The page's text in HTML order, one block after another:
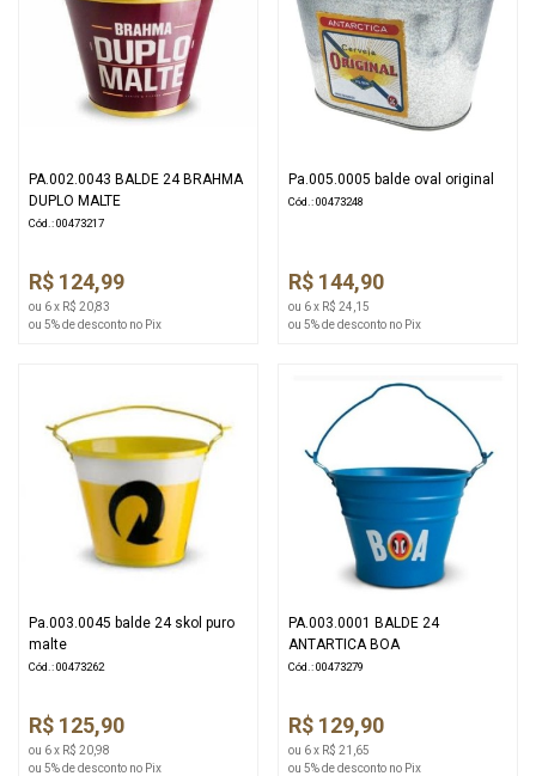
PA.002.0043 BALDE 24 BRAHMA
DUPLO MALTE
Cód.: 00473217
R$ 124,99
ou 6 x R$ 20,83
ou 5% de desconto no Pix
Pa.005.0005 balde oval original
Cód.: 00473248
R$ 144,90
ou 6 x R$ 24,15
ou 5% de desconto no Pix
Pa.003.0045 balde 24 skol puro
malte
Cód.: 00473262
R$ 125,90
ou 6 x R$ 20,98
ou 5% de desconto no Pix
PA.003.0001 BALDE 24
ANTARTICA BOA
Cód.: 00473279
R$ 129,90
ou 6 x R$ 21,65
ou 5% de desconto no Pix